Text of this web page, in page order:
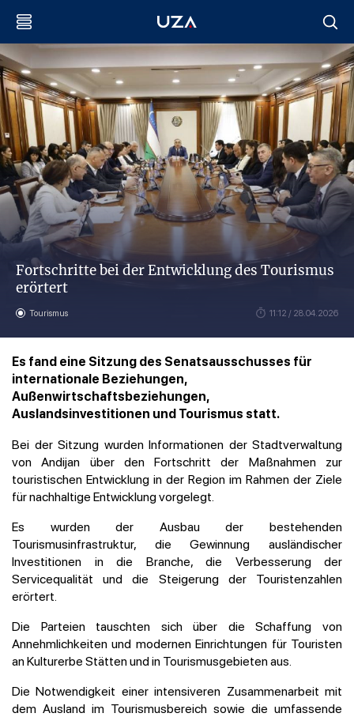
Fortschritte bei der Entwicklung des Tourismus
erörtert
Tourismus 11:12 / 28.04.2026
Es fand eine Sitzung des Senatsausschusses für
internationale Beziehungen,
Außenwirtschaftsbeziehungen,
Auslandsinvestitionen und Tourismus statt.
Bei der Sitzung wurden Informationen der Stadtverwaltung
von Andijan über den Fortschritt der Maßnahmen zur
touristischen Entwicklung in der Region im Rahmen der Ziele
für nachhaltige Entwicklung vorgelegt.
Es wurden der Ausbau der bestehenden
Tourismusinfrastruktur, die Gewinnung ausländischer
Investitionen in die Branche, die Verbesserung der
Servicequalität und die Steigerung der Touristenzahlen
erörtert.
Die Parteien tauschten sich über die Schaffung von
Annehmlichkeiten und modernen Einrichtungen für Touristen
an Kulturerbe Stätten und in Tourismusgebieten aus.
Die Notwendigkeit einer intensiveren Zusammenarbeit mit
dem Ausland im Tourismusbereich sowie die umfassende